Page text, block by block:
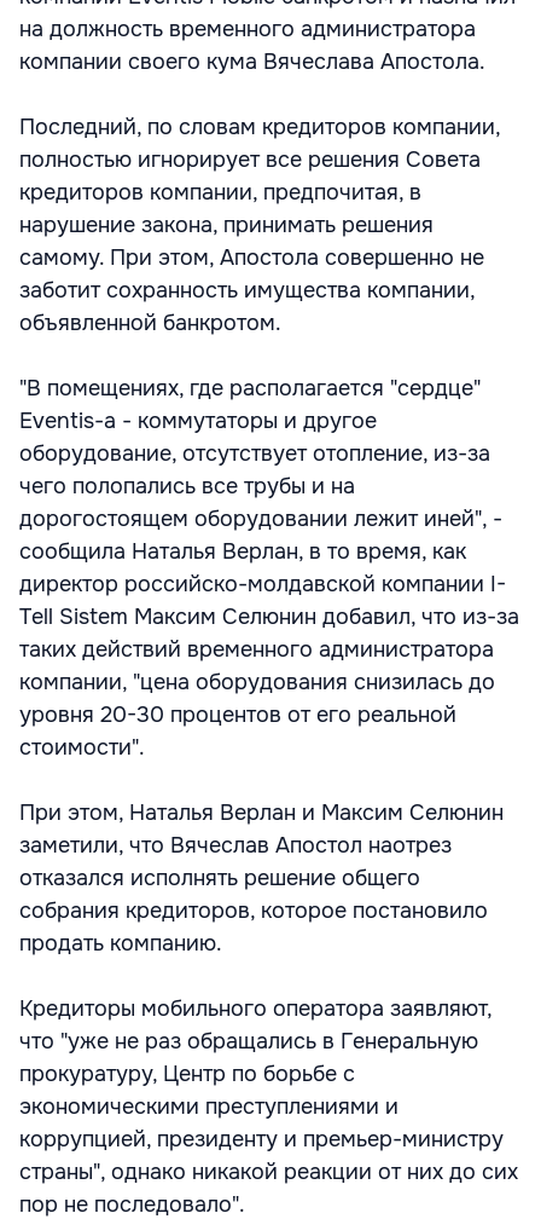
на должность временного администратора
компании своего кума Вячеслава Апостола.
Последний, по словам кредиторов компании,
полностью игнорирует все решения Совета
кредиторов компании, предпочитая, в
нарушение закона, принимать решения
самому. При этом, Апостола совершенно не
заботит сохранность имущества компании,
объявленной банкротом.
"В помещениях, где располагается "сердце"
Eventis-а - коммутаторы и другое
оборудование, отсутствует отопление, из-за
чего полопались все трубы и на
дорогостоящем оборудовании лежит иней", -
сообщила Наталья Верлан, в то время, как
директор российско-молдавской компании I-
Tell Sistem Максим Селюнин добавил, что из-за
таких действий временного администратора
компании, "цена оборудования снизилась до
уровня 20-30 процентов от его реальной
стоимости".
При этом, Наталья Верлан и Максим Селюнин
заметили, что Вячеслав Апостол наотрез
отказался исполнять решение общего
собрания кредиторов, которое постановило
продать компанию.
Кредиторы мобильного оператора заявляют,
что "уже не раз обращались в Генеральную
прокуратуру, Центр по борьбе с
экономическими преступлениями и
коррупцией, президенту и премьер-министру
страны", однако никакой реакции от них до сих
пор не последовало".